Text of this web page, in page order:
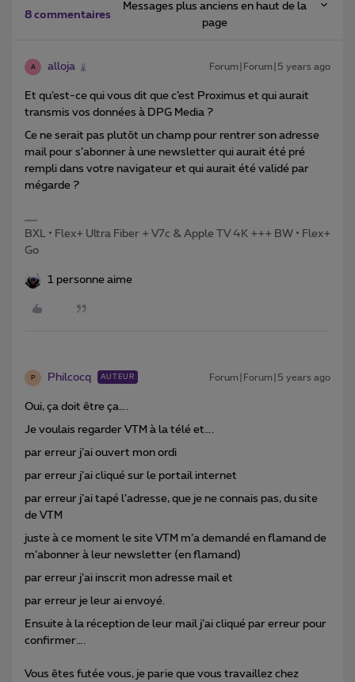
8 commentaires
Messages plus anciens en haut de la
page
A alloja Forum|Forum|5 years ago
Et qu’est-ce qui vous dit que c’est Proximus et qui aurait
transmis vos données à DPG Media ?
Ce ne serait pas plutôt un champ pour rentrer son adresse
mail pour s’abonner à une newsletter qui aurait été pré
rempli dans votre navigateur et qui aurait été validé par
mégarde ?
BXL • Flex+ Ultra Fiber + V7c & Apple TV 4K +++ BW • Flex+
Go
1 personne aime
P Philcocq AUTEUR Forum|Forum|5 years ago
Oui, ça doit être ça….
Je voulais regarder VTM à la télé et….
par erreur j’ai ouvert mon ordi
par erreur j’ai cliqué sur le portail internet
par erreur j’ai tapé l’adresse, que je ne connais pas, du site
de VTM
juste à ce moment le site VTM m’a demandé en flamand de
m’abonner à leur newsletter (en flamand)
par erreur j’ai inscrit mon adresse mail et
par erreur je leur ai envoyé.
Ensuite à la réception de leur mail j’ai cliqué par erreur pour
confirmer….
Vous êtes futée vous, je parie que vous travaillez chez